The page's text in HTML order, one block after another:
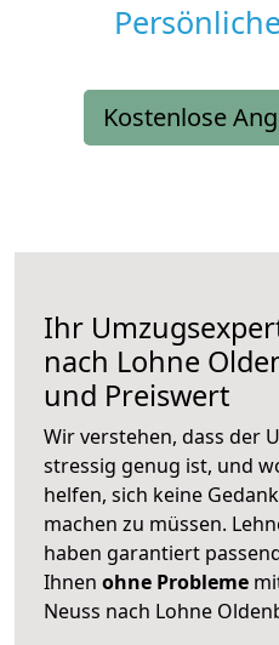
Kostenlose
Ihr
nach Lohne
und Preiswert
Wir verstehen, dass der
stressig genug ist, und
helfen, sich keine
machen zu müssen.
haben garantiert
Ihnen ohne Probleme
Neuss nach Lohne